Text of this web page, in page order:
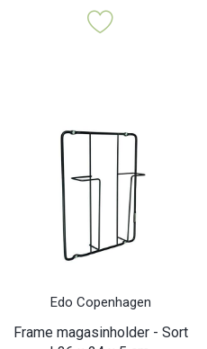
Edo Copenhagen
Frame magasinholder - Sort